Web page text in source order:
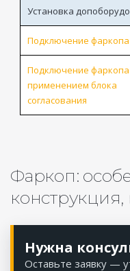
Установка
Подключение фаркопа
Подключение фаркопа
применением блока
согласования
Фаркоп:
Нужна
Оставьте заявку —